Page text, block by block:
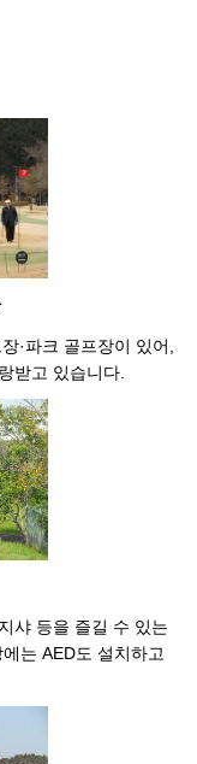
·파크 골프장이 있어,
받고 있습니다.
샤 등을 즐길 수 있는
는 AED도 설치하고